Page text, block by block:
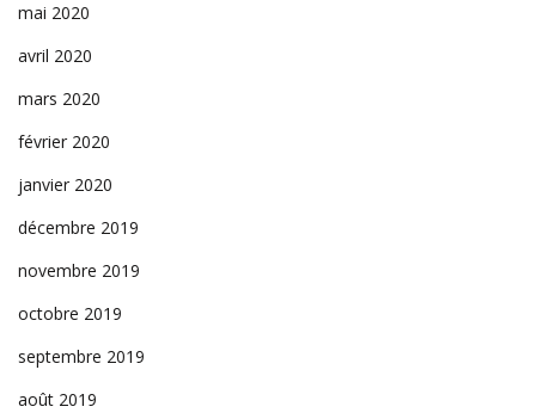
mai 2020
avril 2020
mars 2020
février 2020
janvier 2020
décembre 2019
novembre 2019
octobre 2019
septembre 2019
août 2019